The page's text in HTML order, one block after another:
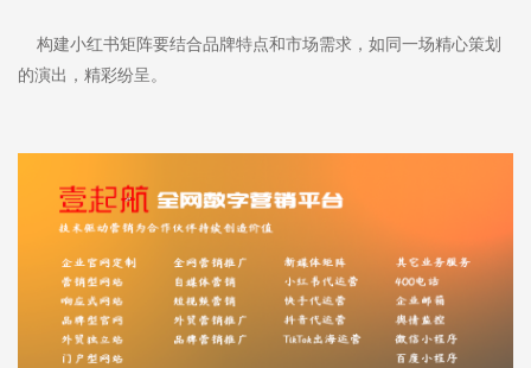
构建小红书矩阵要结合品牌特点和市场需求，如同一场精心策划
的演出，精彩纷呈。